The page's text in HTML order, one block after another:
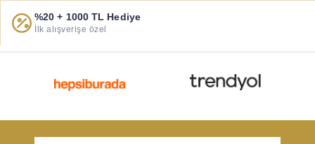
%20 + 1000 TL Hediye
İlk alışverişe özel